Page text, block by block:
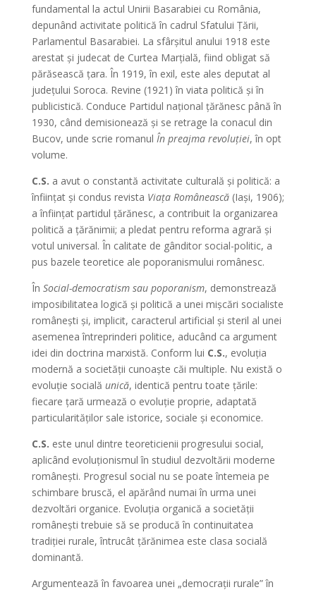
fundamental la actul Unirii Basarabiei cu România,
depunând activitate politică în cadrul Sfatului Ţării,
Parlamentul Basarabiei. La sfârşitul anului 1918 este
arestat şi judecat de Curtea Marţială, fiind obligat să
părăsească ţara. În 1919, în exil, este ales deputat al
judeţului Soroca. Revine (1921) în viata politică şi în
publicistică. Conduce Partidul naţional ţărănesc până în
1930, când demisionează şi se retrage la conacul din
Bucov, unde scrie romanul În preajma revoluţiei, în opt
volume.
C.S. a avut o constantă activitate culturală şi politică: a
înfiinţat şi condus revista Viaţa Românească(Iaşi, 1906);
a înfiinţat partidul ţărănesc, a contribuit la organizarea
politică a ţărănimii; a pledat pentru reforma agrară şi
votul universal. În calitate de gânditor social-politic, a
pus bazele teoretice ale poporanismului românesc.
În Social-democratism sau poporanism, demonstrează
imposibilitatea logică şi politică a unei mişcări socialiste
româneşti şi, implicit, caracterul artificial şi steril al unei
asemenea întreprinderi politice, aducând ca argument
idei din doctrina marxistă. Conform lui C.S., evoluţia
modernă a societăţii cunoaşte căi multiple. Nu există o
evoluţie socială unică, identică pentru toate ţările:
fiecare ţară urmează o evoluţie proprie, adaptată
particularităţilor sale istorice, sociale şi economice.
C.S. este unul dintre teoreticienii progresului social,
aplicând evoluţionismul în studiul dezvoltării moderne
româneşti. Progresul social nu se poate întemeia pe
schimbare bruscă, el apărând numai în urma unei
dezvoltări organice. Evoluţia organică a societăţii
româneşti trebuie să se producă în continuitatea
tradiţiei rurale, întrucât ţărănimea este clasa socială
dominantă.
Argumentează în favoarea unei „democraţii rurale” în